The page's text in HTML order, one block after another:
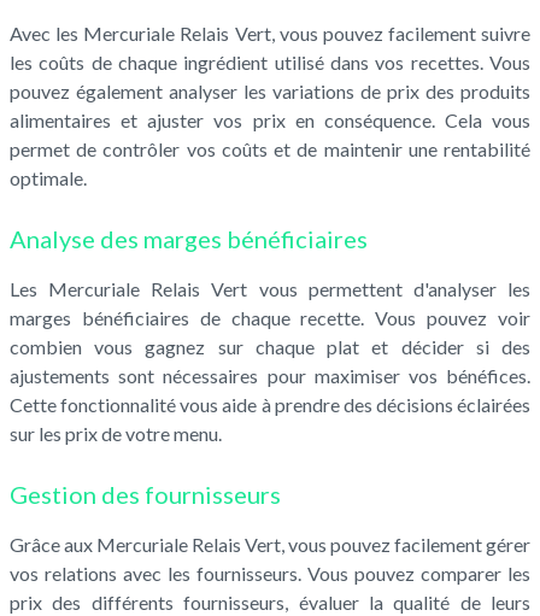
Avec les Mercuriale Relais Vert, vous pouvez facilement suivre
les coûts de chaque ingrédient utilisé dans vos recettes. Vous
pouvez également analyser les variations de prix des produits
alimentaires et ajuster vos prix en conséquence. Cela vous
permet de contrôler vos coûts et de maintenir une rentabilité
optimale.
Analyse des marges bénéficiaires
Les Mercuriale Relais Vert vous permettent d'analyser les
marges bénéficiaires de chaque recette. Vous pouvez voir
combien vous gagnez sur chaque plat et décider si des
ajustements sont nécessaires pour maximiser vos bénéfices.
Cette fonctionnalité vous aide à prendre des décisions éclairées
sur les prix de votre menu.
Gestion des fournisseurs
Grâce aux Mercuriale Relais Vert, vous pouvez facilement gérer
vos relations avec les fournisseurs. Vous pouvez comparer les
prix des différents fournisseurs, évaluer la qualité de leurs